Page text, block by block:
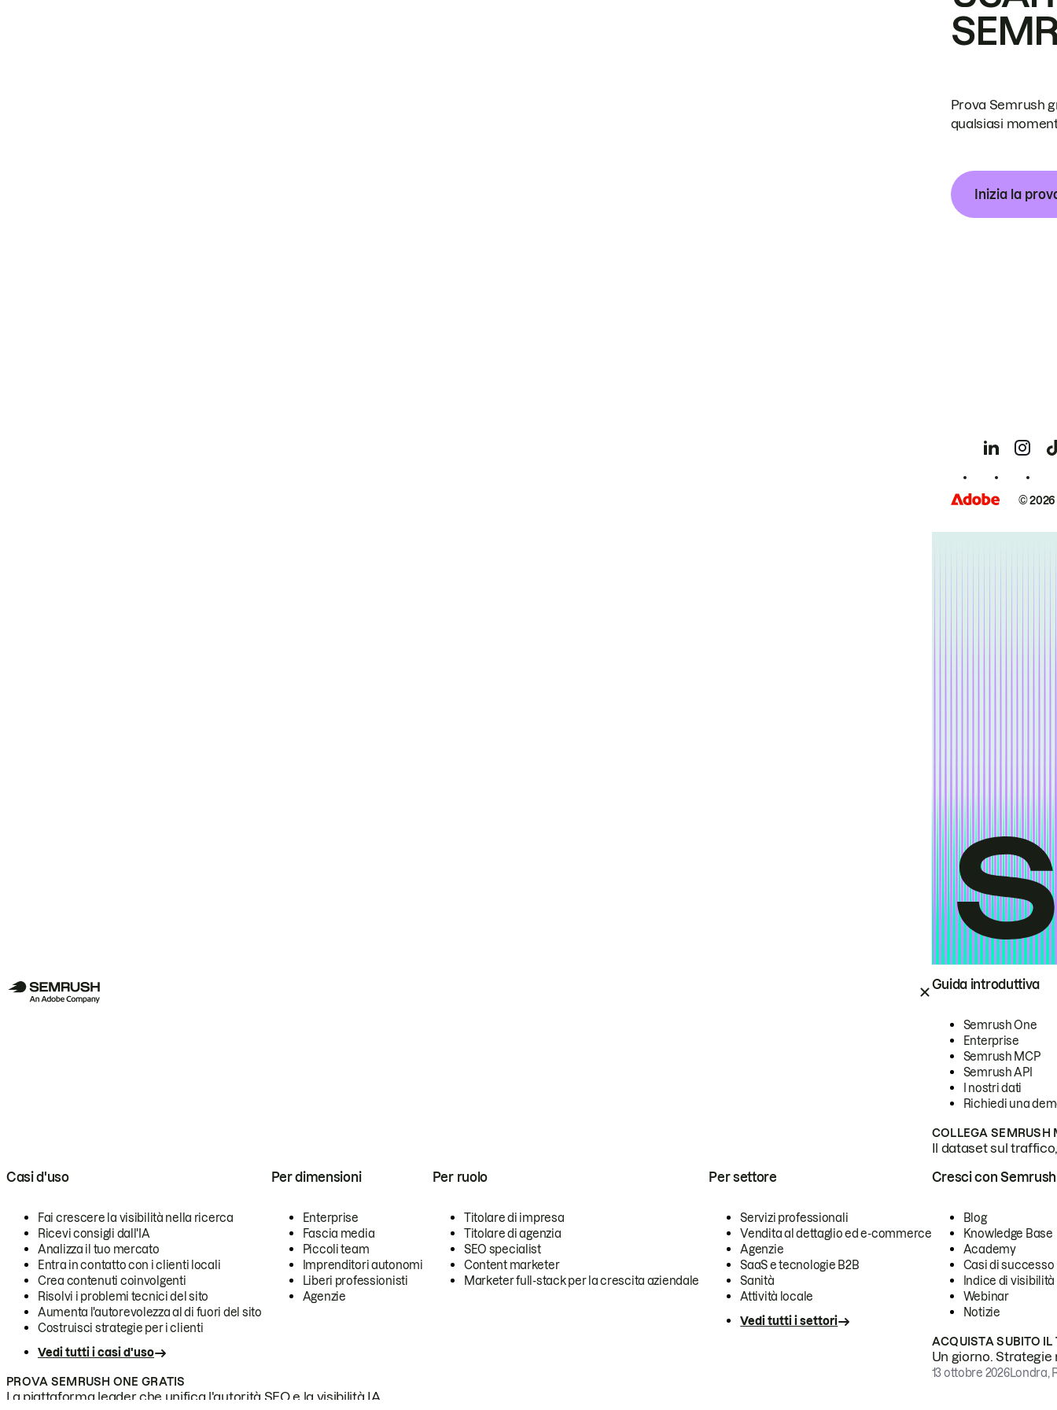
Guida introduttiva
Semrush One
Enterprise
Semrush MCP
Semrush API
I nostri dati
Richiedi una
COLLEGA SEMRUSH
Il dataset sul
Casi d'uso
Fai crescere la visibilità nella ricerca
Ricevi consigli dall'IA
Analizza il tuo mercato
Entra in contatto con i clienti locali
Crea contenuti coinvolgenti
Risolvi i problemi tecnici del sito
Aumenta l'autorevolezza al di fuori del sito
Costruisci strategie per i clienti
Vedi tutti i casi d'uso
Per dimensioni
Enterprise
Fascia media
Piccoli team
Imprenditori autonomi
Liberi professionisti
Agenzie
Per ruolo
Titolare di impresa
Titolare di agenzia
SEO specialist
Content marketer
Marketer full-stack per la crescita aziendale
Per settore
Servizi professionali
Vendita al dettaglio ed e-commerce
Agenzie
SaaS e tecnologie B2B
Sanità
Attività locale
Vedi tutti i settori
PROVA SEMRUSH ONE GRATIS
La piattaforma leader che unifica l'autorità SEO e la visibilità IA.
Cresci con Semrush
Blog
Knowledge Base
Academy
Casi di successo
Indice di visibilità
Webinar
Notizie
ACQUISTA SUBITO IL
Un giorno.
13 ottobre 2026Londra,
Prova Semrush
qualsiasi
Inizia la
©